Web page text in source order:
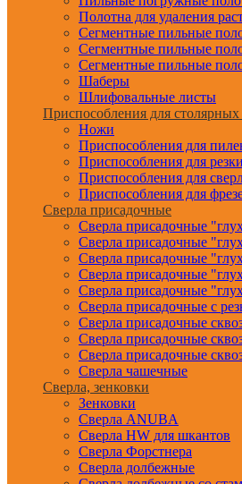
Полотна для удаления
Сегментные пильные
Сегментные пильные
Сегментные пильные
Шаберы
Шлифовальные листы
Приспособления для
Ножи
Приспособления для
Приспособления для
Приспособления для
Приспособления для
Сверла присадочные
Сверла присадочные
Сверла присадочные
Сверла присадочные
Сверла присадочные
Сверла присадочные
Сверла присадочные с
Сверла присадочные
Сверла присадочные
Сверла присадочные
Сверла чашечные
Сверла, зенковки
Зенковки
Сверла ANUBA
Сверла HW для шкантов
Сверла Форстнера
Сверла долбежные